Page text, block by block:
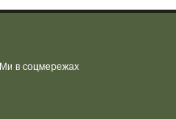
Ми в соцмережах